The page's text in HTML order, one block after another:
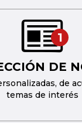
1
DE
de
temas de interés